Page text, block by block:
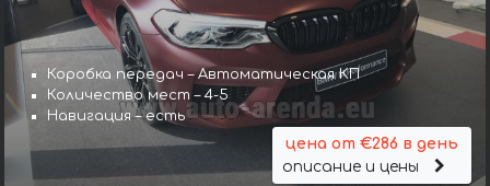
Коробка передач – Автоматическая КП
Количество мест – 4-5
Навигация – есть
цена от €286 в день
описание и цены